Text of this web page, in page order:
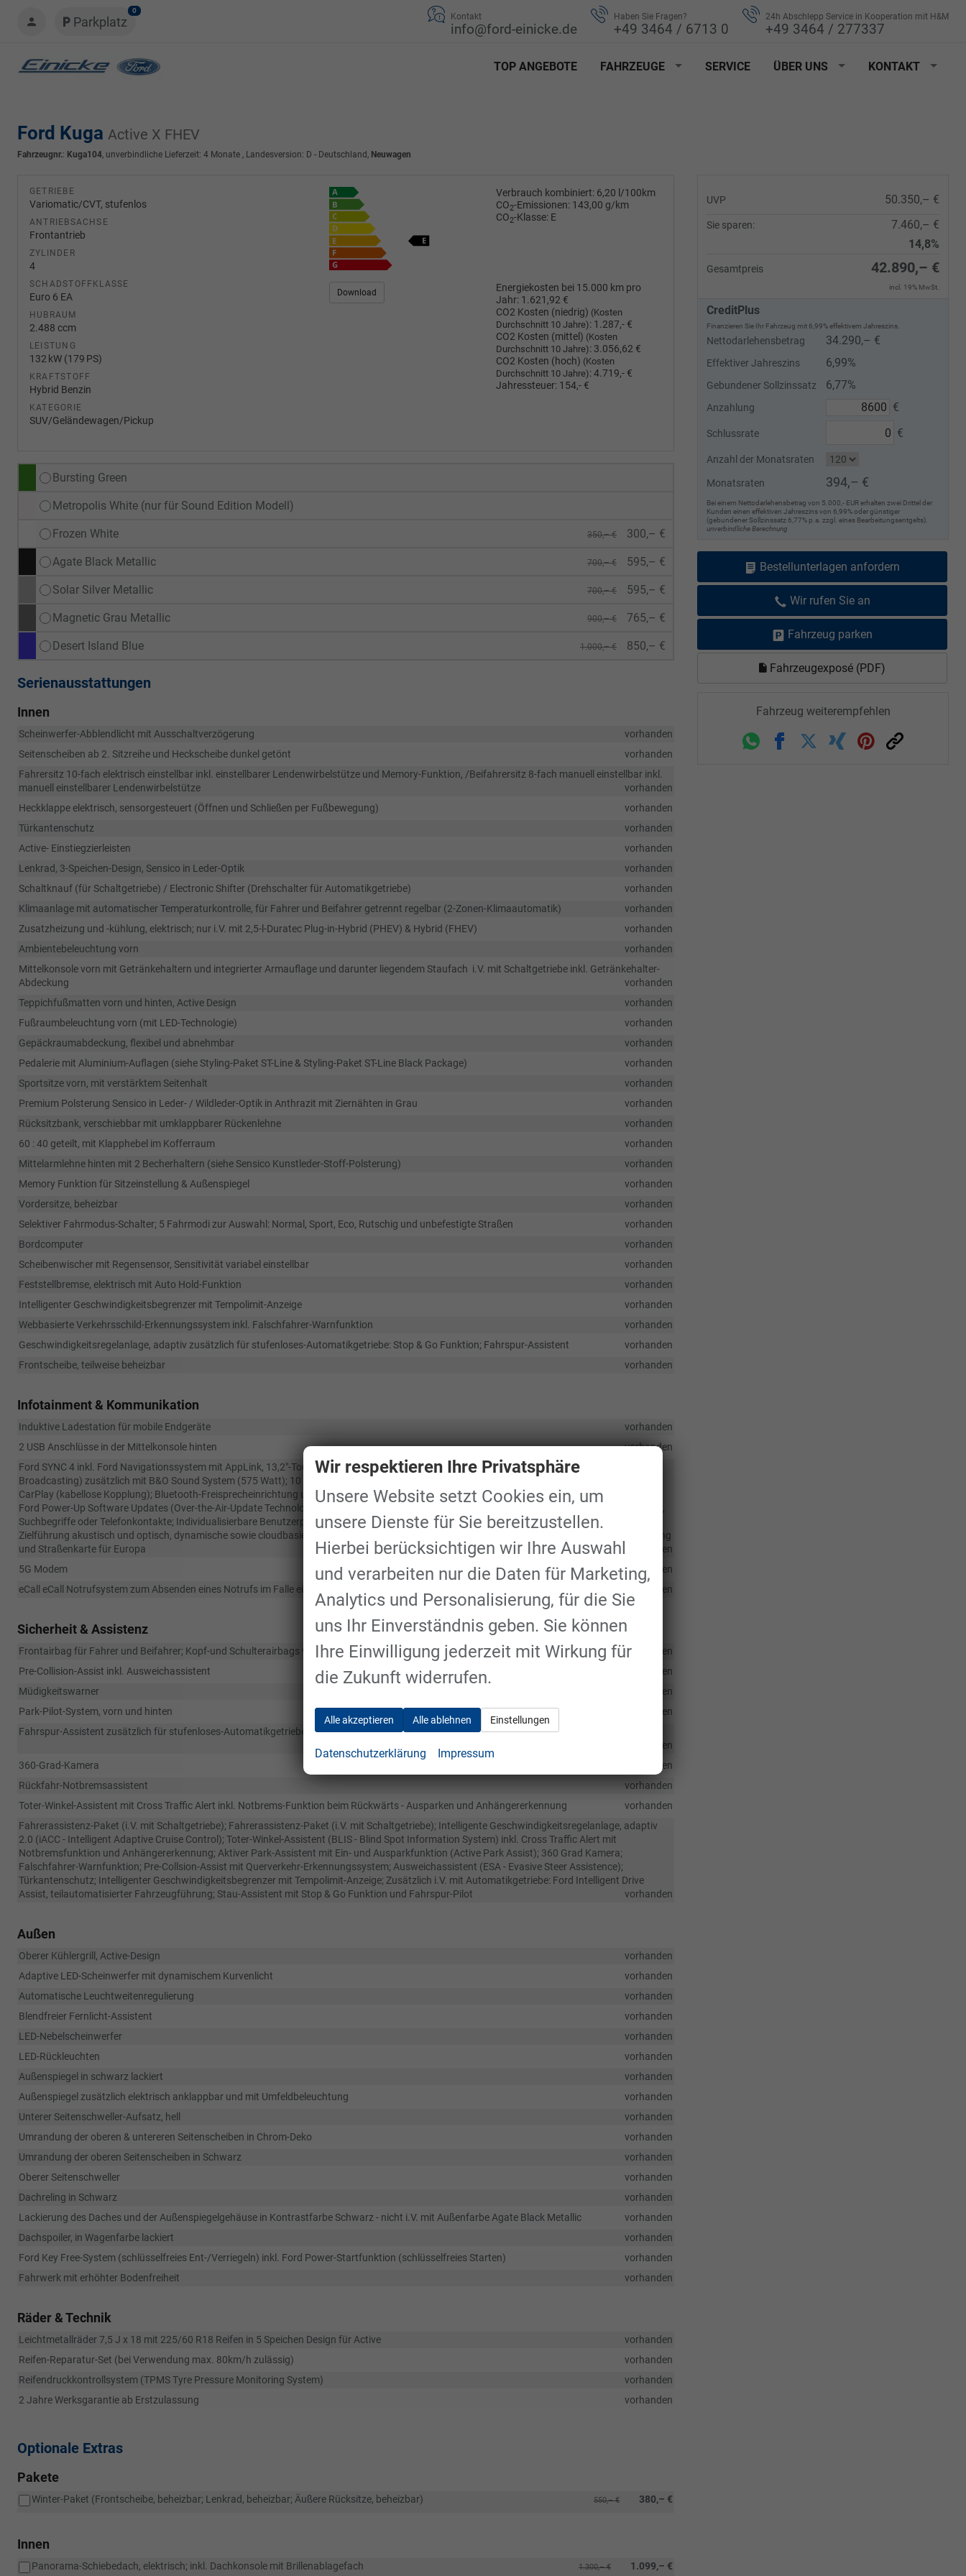
Parkplatz
0
Kontakt
info@ford-einicke.de
Haben Sie Fragen?
+49 3464 / 6713 0
24h Abschlepp Service in Kooperation mit H&M
+49 3464 / 277337
TOP ANGEBOTE FAHRZEUGE SERVICE ÜBER UNS KONTAKT
Ford Kuga Active X FHEV
Fahrzeugnr.: Kuga104, unverbindliche Lieferzeit: 4 Monate , Landesversion: D - Deutschland, Neuwagen
UVP 50.350,– €
Sie sparen:
7.460,– €
14,8%
Gesamtpreis 42.890,– €
incl. 19% MwSt.
CreditPlus
Finanzieren Sie Ihr Fahrzeug mit 6,99% effektivem Jahreszins.
Nettodarlehensbetrag 34.290,– €
Effektiver Jahreszins 6,99%
Gebundener Sollzinssatz 6,77%
Anzahlung €
Schlussrate €
Anzahl der Monatsraten
Monatsraten 394,– €
Bei einem Nettodarlehensbetrag von 5.000,- EUR erhalten zwei Drittel der
Kunden einen effektiven Jahreszins von 6,99% oder günstiger
(gebundener Sollzinssatz 6,77% p.a. zzgl. eines Bearbeitungsentgelts).
unverbindliche Berechnung
Bestellunterlagen anfordern
Wir rufen Sie an
Fahrzeug parken
Fahrzeugexposé (PDF)
Fahrzeug weiterempfehlen
WhatsappFacebookTwitterXing PinterestLink
GETRIEBE
Variomatic/CVT, stufenlos
ANTRIEBSACHSE
Frontantrieb
ZYLINDER
4
SCHADSTOFFKLASSE
Euro 6 EA
HUBRAUM
2.488 ccm
LEISTUNG
132 kW (179 PS)
KRAFTSTOFF
Hybrid Benzin
KATEGORIE
SUV/Geländewagen/Pickup
Verbrauch kombiniert: 6,20 l/100km
CO2-Emissionen: 143,00 g/km
CO2-Klasse: E
Download
Energiekosten bei 15.000 km pro
Jahr: 1.621,92 €
CO2 Kosten (niedrig) (Kosten
Durchschnitt 10 Jahre): 1.287,- €
CO2 Kosten (mittel) (Kosten
Durchschnitt 10 Jahre): 3.056,62 €
CO2 Kosten (hoch) (Kosten
Durchschnitt 10 Jahre):4.719,- €
Jahressteuer: 154,- €
Bursting Green
Metropolis White (nur für Sound Edition Modell)
Frozen White 350,– € 300,– €
Agate Black Metallic 700,– € 595,– €
Solar Silver Metallic 700,– € 595,– €
Magnetic Grau Metallic 900,– € 765,– €
Desert Island Blue 1.000,– € 850,– €
Serienausstattungen
Innen
Scheinwerfer-Abblendlicht mit Ausschaltverzögerung
vorhanden
Seitenscheiben ab 2. Sitzreihe und Heckscheibe dunkel getönt
vorhanden
Fahrersitz 10-fach elektrisch einstellbar inkl. einstellbarer Lendenwirbelstütze und Memory-Funktion, /Beifahrersitz 8-fach manuell einstellbar inkl.
manuell einstellbarer Lendenwirbelstütze
vorhanden
Heckklappe elektrisch, sensorgesteuert (Öffnen und Schließen per Fußbewegung)
vorhanden
Türkantenschutz
vorhanden
Active- Einstiegzierleisten
vorhanden
Lenkrad, 3-Speichen-Design, Sensico in Leder-Optik
vorhanden
Schaltknauf (für Schaltgetriebe) / Electronic Shifter (Drehschalter für Automatikgetriebe)
vorhanden
Klimaanlage mit automatischer Temperaturkontrolle, für Fahrer und Beifahrer getrennt regelbar (2-Zonen-Klimaautomatik)
vorhanden
Zusatzheizung und -kühlung, elektrisch; nur i.V. mit 2,5-l-Duratec Plug-in-Hybrid (PHEV) & Hybrid (FHEV)
vorhanden
Ambientebeleuchtung vorn
vorhanden
Mittelkonsole vorn mit Getränkehaltern und integrierter Armauflage und darunter liegendem Staufach  i.V. mit Schaltgetriebe inkl. Getränkehalter-
Abdeckung
vorhanden
Teppichfußmatten vorn und hinten, Active Design
vorhanden
Fußraumbeleuchtung vorn (mit LED-Technologie)
vorhanden
Gepäckraumabdeckung, flexibel und abnehmbar
vorhanden
Pedalerie mit Aluminium-Auflagen (siehe Styling-Paket ST-Line & Styling-Paket ST-Line Black Package)
vorhanden
Sportsitze vorn, mit verstärktem Seitenhalt
vorhanden
Premium Polsterung Sensico in Leder- / Wildleder-Optik in Anthrazit mit Ziernähten in Grau
vorhanden
Rücksitzbank, verschiebbar mit umklappbarer Rückenlehne
vorhanden
60 : 40 geteilt, mit Klapphebel im Kofferraum
vorhanden
Mittelarmlehne hinten mit 2 Becherhaltern (siehe Sensico Kunstleder-Stoff-Polsterung)
vorhanden
Memory Funktion für Sitzeinstellung & Außenspiegel
vorhanden
Vordersitze, beheizbar
vorhanden
Selektiver Fahrmodus-Schalter; 5 Fahrmodi zur Auswahl: Normal, Sport, Eco, Rutschig und unbefestigte Straßen
vorhanden
Bordcomputer
vorhanden
Scheibenwischer mit Regensensor, Sensitivität variabel einstellbar
vorhanden
Feststellbremse, elektrisch mit Auto Hold-Funktion
vorhanden
Intelligenter Geschwindigkeitsbegrenzer mit Tempolimit-Anzeige
vorhanden
Webbasierte Verkehrsschild-Erkennungssystem inkl. Falschfahrer-Warnfunktion
vorhanden
Geschwindigkeitsregelanlage, adaptiv zusätzlich für stufenloses-Automatikgetriebe: Stop & Go Funktion; Fahrspur-Assistent
vorhanden
Frontscheibe, teilweise beheizbar
vorhanden
Infotainment & Kommunikation
Induktive Ladestation für mobile Endgeräte
vorhanden
2 USB Anschlüsse in der Mittelkonsole hinten
vorhanden
Ford SYNC 4 inkl. Ford Navigationssystem mit AppLink, 13,2"-Touchscreen (33 cm Bildschirmdiagonale) und DAB/DAB+ (Digital Audio
Broadcasting) zusätzlich mit B&O Sound System (575 Watt); 10 Lautsprecher; Amazon Alexa Built-In Sprachassistent; Android Auto und Apple
CarPlay (kabellose Kopplung); Bluetooth-Freisprecheinrichtung und -Audiostreaming; Digitales Benutzerhandbuch; Fernbedienung am Lenkrad;
Ford Power-Up Software Updates (Over-the-Air-Update Technologie); Intelligente Vorschlags-Funktionen unter anderem für häufige genutzte Ziele,
Suchbegriffe oder Telefonkontakte; Individualisierbare Benutzerprofile; Radio-Player; USB-Anschluss; Sprachsteuerung über Audio und Telefon;
Zielführung akustisch und optisch, dynamische sowie cloudbasierte Navigation mit erweitertem Verkehrsinformationssystem, Fahrspurempfehlung
und Straßenkarte für Europa
vorhanden
5G Modem
vorhanden
eCall eCall Notrufsystem zum Absenden eines Notrufs im Falle eines Unfalls oder manueller Betätigung
vorhanden
Sicherheit & Assistenz
Frontairbag für Fahrer und Beifahrer; Kopf-und Schulterairbags vorne und hinten; Seitenairbag für Fahrer und Beifahrer
vorhanden
Pre-Collision-Assist inkl. Ausweichassistent
vorhanden
Müdigkeitswarner
vorhanden
Park-Pilot-System, vorn und hinten
vorhanden
Fahrspur-Assistent zusätzlich für stufenloses-Automatikgetriebe: Fahrspur-Pilot zusätzlich mit Fahrspurhalte- und Spurwechsel-Assistant
vorhanden
360-Grad-Kamera
vorhanden
Rückfahr-Notbremsassistent
vorhanden
Toter-Winkel-Assistent mit Cross Traffic Alert inkl. Notbrems-Funktion beim Rückwärts - Ausparken und Anhängererkennung
vorhanden
Fahrerassistenz-Paket (i.V. mit Schaltgetriebe); Fahrerassistenz-Paket (i.V. mit Schaltgetriebe); Intelligente Geschwindigkeitsregelanlage, adaptiv
2.0 (iACC - Intelligent Adaptive Cruise Control); Toter-Winkel-Assistent (BLIS - Blind Spot Information System) inkl. Cross Traffic Alert mit
Notbremsfunktion und Anhängererkennung; Aktiver Park-Assistent mit Ein- und Ausparkfunktion (Active Park Assist); 360 Grad Kamera;
Falschfahrer-Warnfunktion; Pre-Collsion-Assist mit Querverkehr-Erkennungssystem; Ausweichassistent (ESA - Evasive Steer Assistence);
Türkantenschutz; Intelligenter Geschwindigkeitsbegrenzer mit Tempolimit-Anzeige; Zusätzlich i.V. mit Automatikgetriebe: Ford Intelligent Drive
Assist, teilautomatisierter Fahrzeugführung; Stau-Assistent mit Stop & Go Funktion und Fahrspur-Pilot
vorhanden
Außen
Oberer Kühlergrill, Active-Design
vorhanden
Adaptive LED-Scheinwerfer mit dynamischem Kurvenlicht
vorhanden
Automatische Leuchtweitenregulierung
vorhanden
Blendfreier Fernlicht-Assistent
vorhanden
LED-Nebelscheinwerfer
vorhanden
LED-Rückleuchten
vorhanden
Außenspiegel in schwarz lackiert
vorhanden
Außenspiegel zusätzlich elektrisch anklappbar und mit Umfeldbeleuchtung
vorhanden
Unterer Seitenschweller-Aufsatz, hell
vorhanden
Umrandung der oberen & untereren Seitenscheiben in Chrom-Deko
vorhanden
Umrandung der oberen Seitenscheiben in Schwarz
vorhanden
Oberer Seitenschweller
vorhanden
Dachreling in Schwarz
vorhanden
Lackierung des Daches und der Außenspiegelgehäuse in Kontrastfarbe Schwarz - nicht i.V. mit Außenfarbe Agate Black Metallic
vorhanden
Dachspoiler, in Wagenfarbe lackiert
vorhanden
Ford Key Free-System (schlüsselfreies Ent-/Verriegeln) inkl. Ford Power-Startfunktion (schlüsselfreies Starten)
vorhanden
Fahrwerk mit erhöhter Bodenfreiheit
vorhanden
Räder & Technik
Leichtmetallräder 7,5 J x 18 mit 225/60 R18 Reifen in 5 Speichen Design für Active
vorhanden
Reifen-Reparatur-Set (bei Verwendung max. 80km/h zulässig)
vorhanden
Reifendruckkontrollsystem (TPMS Tyre Pressure Monitoring System)
vorhanden
2 Jahre Werksgarantie ab Erstzulassung
vorhanden
Optionale Extras
Pakete
380,– €
550,– €
Winter-Paket (Frontscheibe, beheizbar; Lenkrad, beheizbar; Äußere Rücksitze, beheizbar)
Innen
1.099,– €
1.300,– €
Panorama-Schiebedach, elektrisch; inkl. Dachkonsole mit Brillenablagefach
Wir respektieren Ihre Privatsphäre
Unsere Website setzt Cookies ein, um
unsere Dienste für Sie bereitzustellen.
Hierbei berücksichtigen wir Ihre Auswahl
und verarbeiten nur die Daten für Marketing,
Analytics und Personalisierung, für die Sie
uns Ihr Einverständnis geben. Sie können
Ihre Einwilligung jederzeit mit Wirkung für
die Zukunft widerrufen.
Alle akzeptieren Alle ablehnen Einstellungen
Datenschutzerklärung Impressum